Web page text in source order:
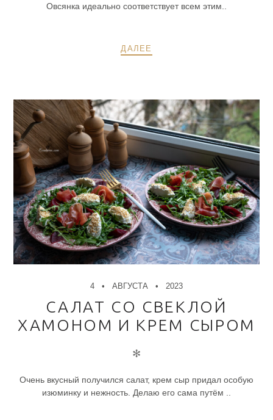
Овсянка идеально соответствует всем этим..
ДАЛЕЕ
4 АВГУСТА 2023
САЛАТ СО СВЕКЛОЙ
ХАМОНОМ И КРЕМ СЫРОМ
✻
Очень вкусный получился салат, крем сыр придал особую
изюминку и нежность. Делаю его сама путём ..